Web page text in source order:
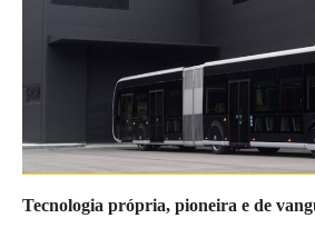
Tecnologia própria, pioneira e de